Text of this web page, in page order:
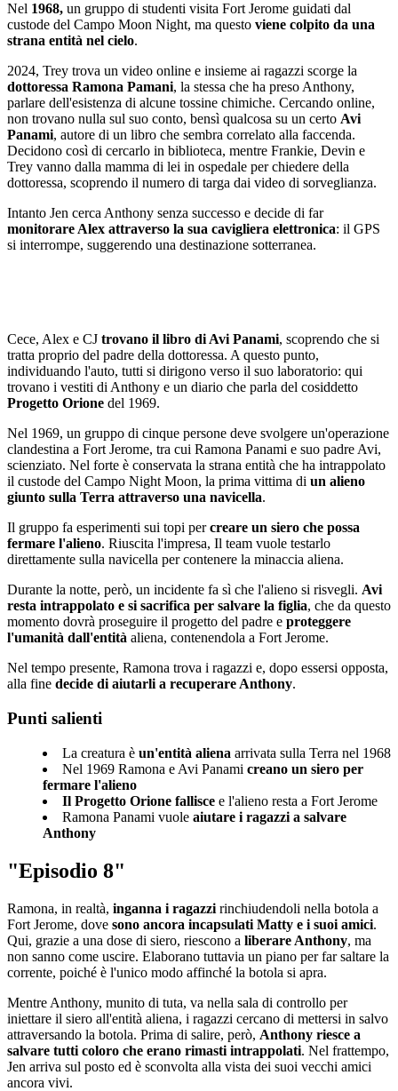
Nel 1968, un gruppo di studenti visita Fort Jerome guidati dal
custode del Campo Moon Night, ma questo viene colpito da una
strana entità nel cielo.
2024, Trey trova un video online e insieme ai ragazzi scorge la
dottoressa Ramona Pamani, la stessa che ha preso Anthony,
parlare dell'esistenza di alcune tossine chimiche. Cercando online,
non trovano nulla sul suo conto, bensì qualcosa su un certo Avi
Panami, autore di un libro che sembra correlato alla faccenda.
Decidono così di cercarlo in biblioteca, mentre Frankie, Devin e
Trey vanno dalla mamma di lei in ospedale per chiedere della
dottoressa, scoprendo il numero di targa dai video di sorveglianza.
Intanto Jen cerca Anthony senza successo e decide di far
monitorare Alex attraverso la sua cavigliera elettronica: il GPS
si interrompe, suggerendo una destinazione sotterranea.
Cece, Alex e CJ trovano il libro di Avi Panami, scoprendo che si
tratta proprio del padre della dottoressa. A questo punto,
individuando l'auto, tutti si dirigono verso il suo laboratorio: qui
trovano i vestiti di Anthony e un diario che parla del cosiddetto
Progetto Orione del 1969.
Nel 1969, un gruppo di cinque persone deve svolgere un'operazione
clandestina a Fort Jerome, tra cui Ramona Panami e suo padre Avi,
scienziato. Nel forte è conservata la strana entità che ha intrappolato
il custode del Campo Night Moon, la prima vittima di un alieno
giunto sulla Terra attraverso una navicella.
Il gruppo fa esperimenti sui topi percreare un siero che possa
fermare l'alieno. Riuscita l'impresa, Il team vuole testarlo
direttamente sulla navicella per contenere la minaccia aliena.
Durante la notte, però, un incidente fa sì che l'alieno si risvegli. Avi
resta intrappolato e si sacrifica per salvare la figlia, che da questo
momento dovrà proseguire il progetto del padre e proteggere
l'umanità dall'entità aliena, contenendola a Fort Jerome.
Nel tempo presente, Ramona trova i ragazzi e, dopo essersi opposta,
alla fine decide di aiutarli a recuperare Anthony.
Punti salienti
La creatura è un'entità aliena arrivata sulla Terra nel 1968
Nel 1969 Ramona e Avi Panami creano un siero per
fermare l'alieno
Il Progetto Orione fallisce e l'alieno resta a Fort Jerome
Ramona Panami vuole aiutare i ragazzi a salvare
Anthony
"Episodio 8"
Ramona, in realtà, inganna i ragazzi rinchiudendoli nella botola a
Fort Jerome, dove sono ancora incapsulati Matty e i suoi amici.
Qui, grazie a una dose di siero, riescono a liberare Anthony, ma
non sanno come uscire. Elaborano tuttavia un piano per far saltare la
corrente, poiché è l'unico modo affinché la botola si apra.
Mentre Anthony, munito di tuta, va nella sala di controllo per
iniettare il siero all'entità aliena, i ragazzi cercano di mettersi in salvo
attraversando la botola. Prima di salire, però, Anthony riesce a
salvare tutti coloro che erano rimasti intrappolati. Nel frattempo,
Jen arriva sul posto ed è sconvolta alla vista dei suoi vecchi amici
ancora vivi.